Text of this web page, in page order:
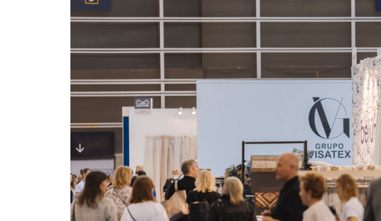
Entrevistas
Crónicas
Edições